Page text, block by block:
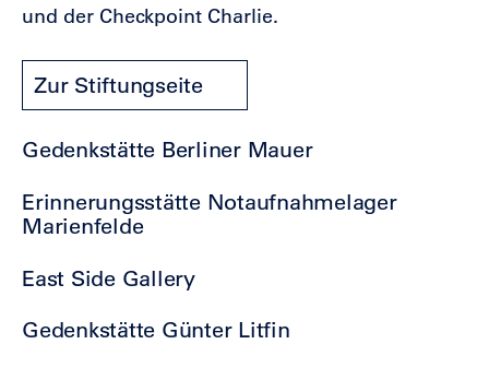
und der Checkpoint Charlie.
Zur Stiftungseite
Gedenkstätte Berliner Mauer
Erinnerungsstätte Notaufnahmelager
Marienfelde
East Side Gallery
Gedenkstätte Günter Litfin